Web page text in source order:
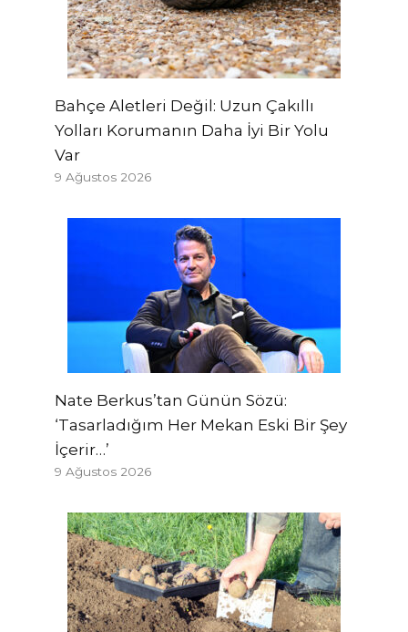
Bahçe Aletleri Değil: Uzun Çakıllı
Yolları Korumanın Daha İyi Bir Yolu
Var
9 Ağustos 2026
Nate Berkus’tan Günün Sözü:
‘Tasarladığım Her Mekan Eski Bir Şey
İçerir…’
9 Ağustos 2026